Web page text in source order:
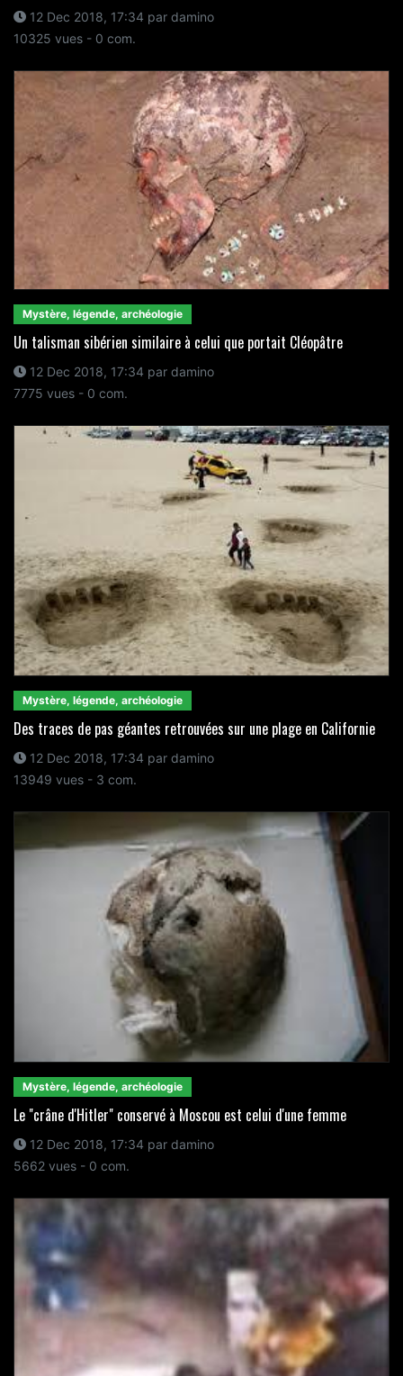
12 Dec 2018, 17:34 par damino
10325 vues - 0 com.
Mystère, légende, archéologie
Un talisman sibérien similaire à celui que portait Cléopâtre
12 Dec 2018, 17:34 par damino
7775 vues - 0 com.
Mystère, légende, archéologie
Des traces de pas géantes retrouvées sur une plage en Californie
12 Dec 2018, 17:34 par damino
13949 vues - 3 com.
Mystère, légende, archéologie
Le "crâne d'Hitler" conservé à Moscou est celui d'une femme
12 Dec 2018, 17:34 par damino
5662 vues - 0 com.